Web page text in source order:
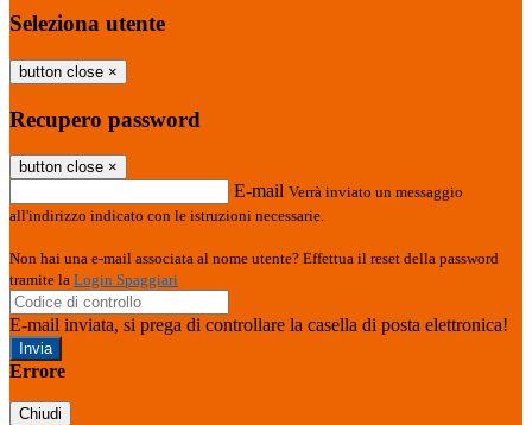
Seleziona utente
button close ×
Recupero password
button close ×
E-mail Verrà inviato un messaggio
all'indirizzo indicato con le istruzioni necessarie.
Non hai una e-mail associata al nome utente? Effettua il reset della password
tramite la Login Spaggiari
E-mail inviata, si prega di controllare la casella di posta elettronica!
Errore
Chiudi